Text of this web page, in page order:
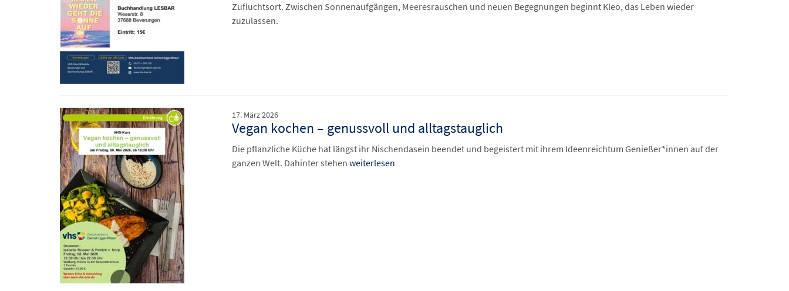
Zufluchtsort. Zwischen Sonnenaufgängen, Meeresrauschen und neuen Begegnungen beginnt Kleo, das Leben wieder
zuzulassen.
17. März 2026
Vegan kochen – genussvoll und alltagstauglich
Die pflanzliche Küche hat längst ihr Nischendasein beendet und begeistert mit ihrem Ideenreichtum Genießer*innen auf der
ganzen Welt. Dahinter stehen weiterlesen